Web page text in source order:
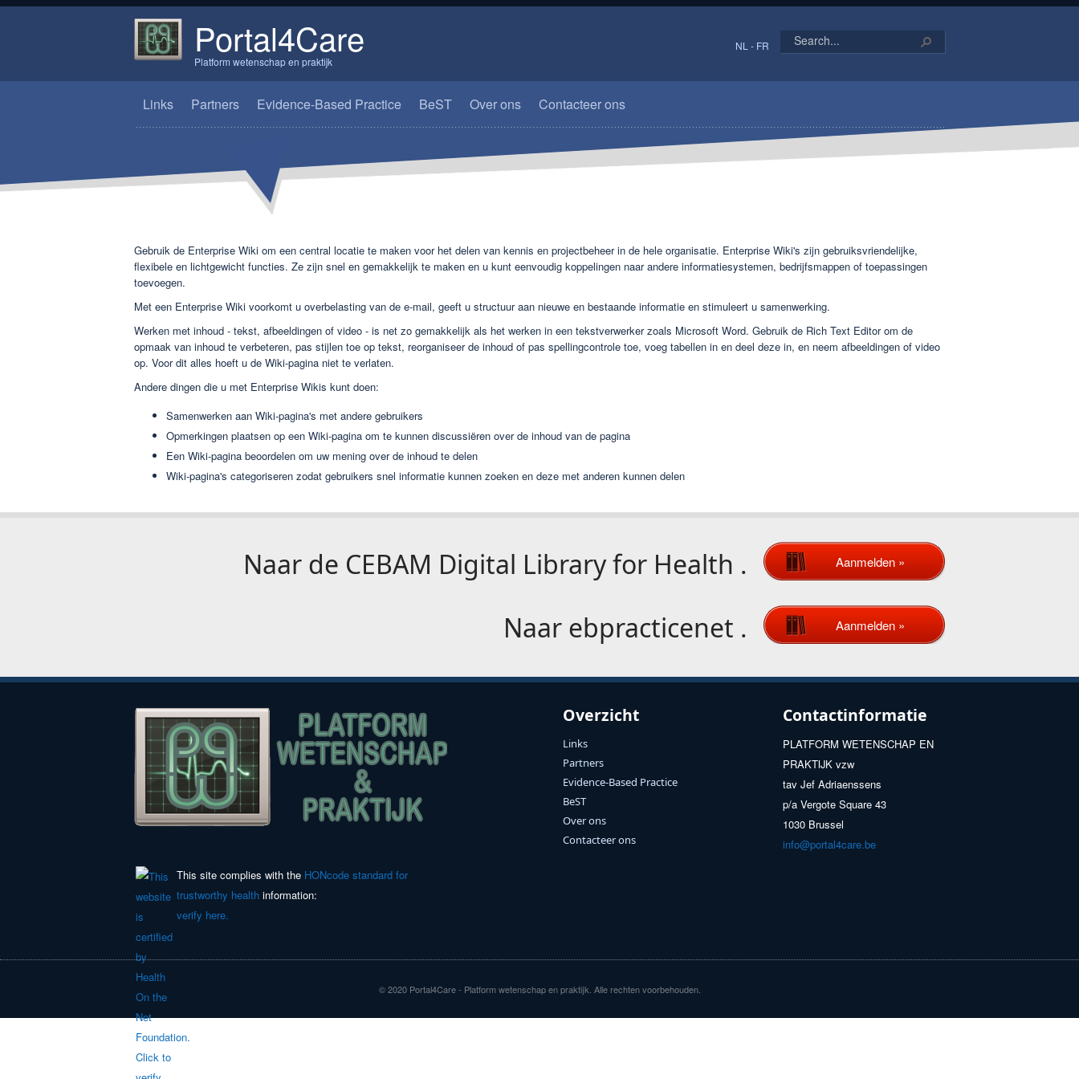
Portal4Care
Platform wetenschap en praktijk
NL - FR
Links Partners Evidence-Based Practice BeST Over ons Contacteer ons
Gebruik de Enterprise Wiki om een central locatie te maken voor het delen van kennis en projectbeheer in de hele organisatie. Enterprise Wiki's zijn gebruiksvriendelijke,
flexibele en lichtgewicht functies. Ze zijn snel en gemakkelijk te maken en u kunt eenvoudig koppelingen naar andere informatiesystemen, bedrijfsmappen of toepassingen
toevoegen.
Met een Enterprise Wiki voorkomt u overbelasting van de e-mail, geeft u structuur aan nieuwe en bestaande informatie en stimuleert u samenwerking.
Werken met inhoud - tekst, afbeeldingen of video - is net zo gemakkelijk als het werken in een tekstverwerker zoals Microsoft Word. Gebruik de Rich Text Editor om de
opmaak van inhoud te verbeteren, pas stijlen toe op tekst, reorganiseer de inhoud of pas spellingcontrole toe, voeg tabellen in en deel deze in, en neem afbeeldingen of video
op. Voor dit alles hoeft u de Wiki-pagina niet te verlaten.
Andere dingen die u met Enterprise Wikis kunt doen:
Samenwerken aan Wiki-pagina's met andere gebruikers
Opmerkingen plaatsen op een Wiki-pagina om te kunnen discussiëren over de inhoud van de pagina
Een Wiki-pagina beoordelen om uw mening over de inhoud te delen
Wiki-pagina's categoriseren zodat gebruikers snel informatie kunnen zoeken en deze met anderen kunnen delen
Aanmelden »
Naar de CEBAM Digital Library for Health .
Aanmelden »
Naar ebpracticenet .
This site complies with the HONcode standard for
trustworthy health information:
verify here.
Overzicht
Links
Partners
Evidence-Based Practice
BeST
Over ons
Contacteer ons
Contactinformatie
PLATFORM WETENSCHAP EN
PRAKTIJK vzw
tav Jef Adriaenssens
p/a Vergote Square 43
1030 Brussel
info@portal4care.be
© 2020 Portal4Care - Platform wetenschap en praktijk. Alle rechten voorbehouden.